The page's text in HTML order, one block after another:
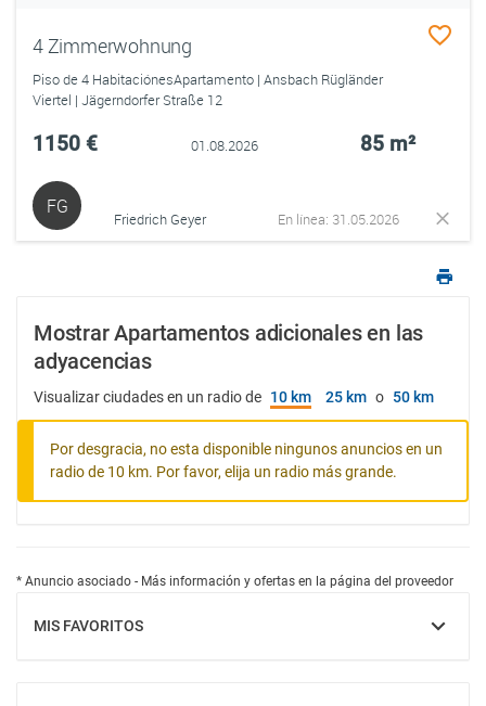
4 Zimmerwohnung
Piso de 4 HabitaciónesApartamento | Ansbach Rügländer
Viertel | Jägerndorfer Straße 12
1150 € 01.08.2026 85 m²
FG
Friedrich Geyer En línea: 31.05.2026
Mostrar Apartamentos adicionales en las
adyacencias
Visualizar ciudades en un radio de 10 km 25 km o 50 km
Por desgracia, no esta disponible ningunos anuncios en un
radio de 10 km. Por favor, elija un radio más grande.
* Anuncio asociado - Más información y ofertas en la página del proveedor
MIS FAVORITOS
MOSTRAR